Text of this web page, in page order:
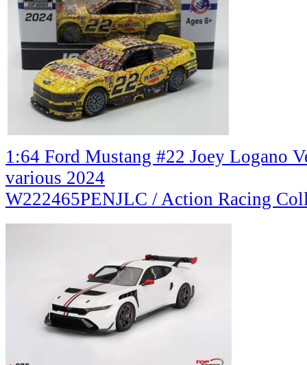
1:64 Ford Mustang #22 Joey Logano
various 2024
W222465PENJLC / Action Racing